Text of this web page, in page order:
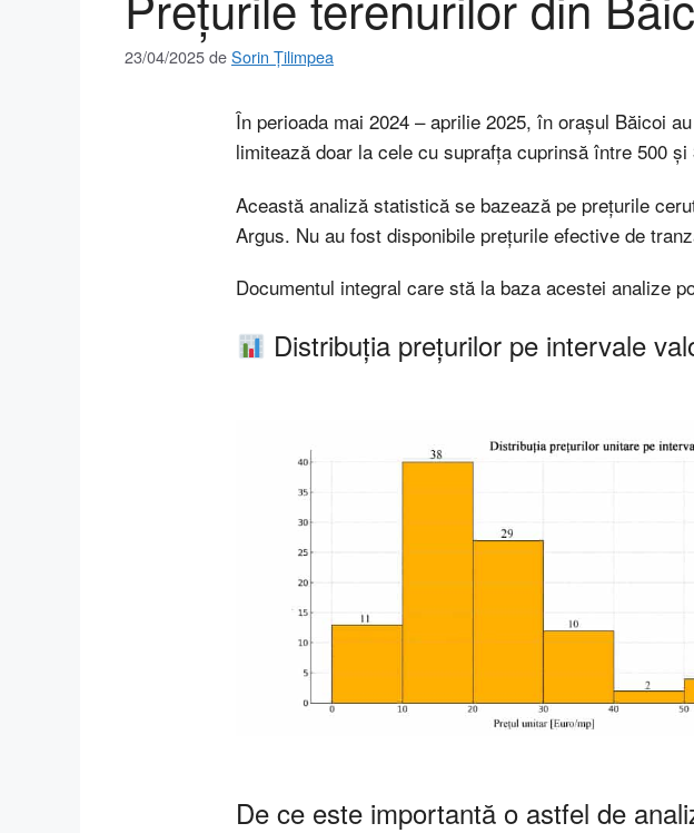
23/04/2025deSorin Țilimpea
În perioada mai 2024 – aprilie 2025, în orașul Băicoi
limitează doar la cele cu suprafța cuprinsă între 500 și
Această analiză statistică se bazează pe prețurile
Argus. Nu au fost disponibile prețurile efective de
Documentul integral care stă la baza acestei analize
Distribuția prețurilor pe intervale
De ce este importantă o astfel de